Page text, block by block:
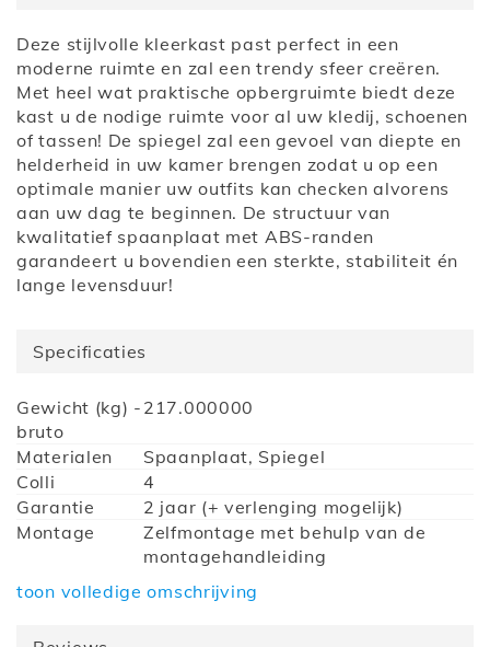
Deze stijlvolle kleerkast past perfect in een
moderne ruimte en zal een trendy sfeer creëren.
Met heel wat praktische opbergruimte biedt deze
kast u de nodige ruimte voor al uw kledij, schoenen
of tassen! De spiegel zal een gevoel van diepte en
helderheid in uw kamer brengen zodat u op een
optimale manier uw outfits kan checken alvorens
aan uw dag te beginnen. De structuur van
kwalitatief spaanplaat met ABS-randen
garandeert u bovendien een sterkte, stabiliteit én
lange levensduur!
Specificaties
Meer
informatie
Gewicht (kg) -
bruto
217.000000
Materialen
Spaanplaat, Spiegel
Colli
4
Garantie
2 jaar (+ verlenging mogelijk)
Montage
Zelfmontage met behulp van de
montagehandleiding
Hoogte (cm)
toon volledige omschrijving